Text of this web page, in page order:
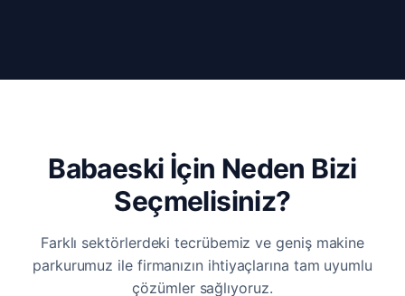
Babaeski İçin Neden Bizi
Seçmelisiniz?
Farklı sektörlerdeki tecrübemiz ve geniş makine
parkurumuz ile firmanızın ihtiyaçlarına tam uyumlu
çözümler sağlıyoruz.